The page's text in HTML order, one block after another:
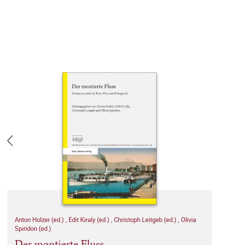
Anton Holzer (ed.) , Edit Kiraly (ed.) , Christoph Leitgeb (ed.) , Olivia
Spiridon (ed.)